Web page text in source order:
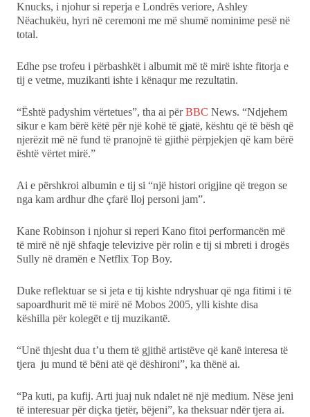
Knucks, i njohur si reperja e Londrës veriore, Ashley
Nëachukëu, hyri në ceremoni me më shumë nominime pesë në
total.
Edhe pse trofeu i përbashkët i albumit më të mirë ishte fitorja e
tij e vetme, muzikanti ishte i kënaqur me rezultatin.
“Është padyshim vërtetues”, tha ai përBBC News. “Ndjehem
sikur e kam bërë këtë për një kohë të gjatë, kështu që të bësh që
njerëzit më në fund të pranojnë të gjithë përpjekjen që kam bërë
është vërtet mirë.”
Ai e përshkroi albumin e tij si “një histori origjine që tregon se
nga kam ardhur dhe çfarë lloj personi jam”.
Kane Robinson i njohur si reperi Kano fitoi performancën më
të mirë në një shfaqje televizive për rolin e tij si mbreti i drogës
Sully në dramën e Netflix Top Boy.
Duke reflektuar se si jeta e tij kishte ndryshuar që nga fitimi i të
sapoardhurit më të mirë në Mobos 2005, ylli kishte disa
këshilla për kolegët e tij muzikantë.
“Unë thjesht dua t’u them të gjithë artistëve që kanë interesa të
tjera ju mund të bëni atë që dëshironi”, ka thënë ai.
“Pa kuti, pa kufij. Arti juaj nuk ndalet në një medium. Nëse jeni
të interesuar për diçka tjetër, bëjeni”, ka theksuar ndër tjera ai.